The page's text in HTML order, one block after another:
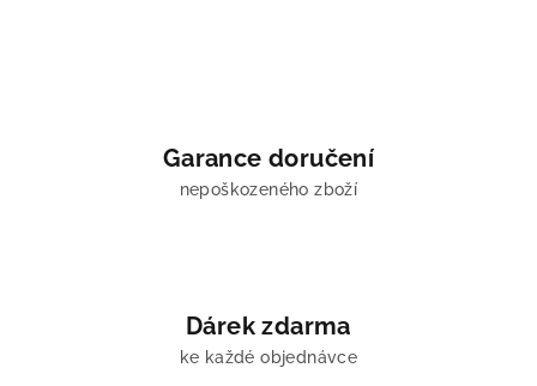
Garance doručení
nepoškozeného zboží
Dárek zdarma
ke každé objednávce